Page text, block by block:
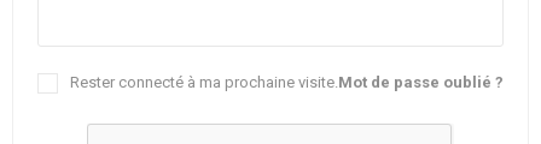
Mot de passe oublié ?
Rester connecté à ma prochaine visite.